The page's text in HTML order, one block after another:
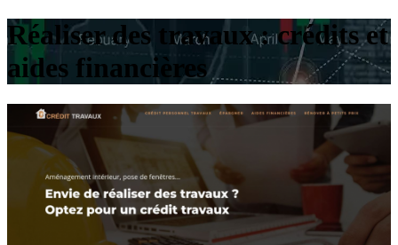
Réaliser des travaux : crédits et
aides financières